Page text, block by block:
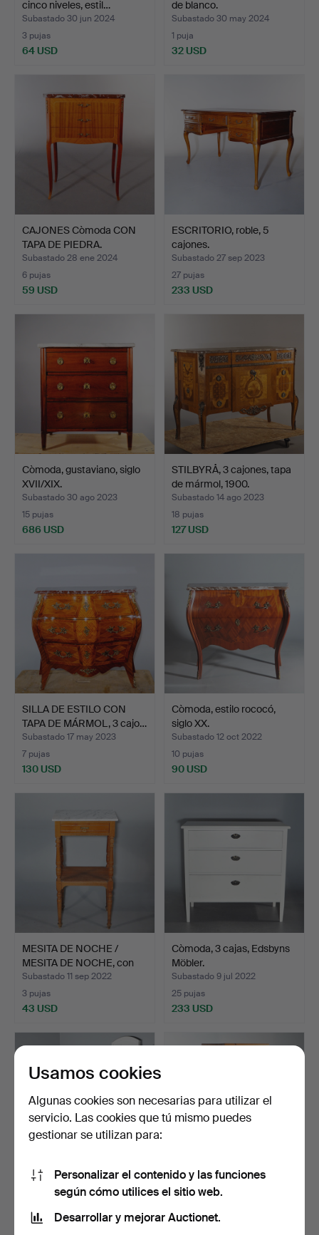
cinco niveles, estil…
Subastado 30 jun 2024
3 pujas
64 USD
de blanco.
Subastado 30 may 2024
1 puja
32 USD
CAJONES Còmoda CON
TAPA DE PIEDRA.
Subastado 28 ene 2024
6 pujas
59 USD
ESCRITORIO, roble, 5
cajones.
Subastado 27 sep 2023
27 pujas
233 USD
Còmoda, gustaviano, siglo
XVII/XIX.
Subastado 30 ago 2023
15 pujas
686 USD
STILBYRÅ, 3 cajones, tapa
de mármol, 1900.
Subastado 14 ago 2023
18 pujas
127 USD
SILLA DE ESTILO CON
TAPA DE MÁRMOL, 3 cajo…
Subastado 17 may 2023
7 pujas
130 USD
Còmoda, estilo rococó,
siglo XX.
Subastado 12 oct 2022
10 pujas
90 USD
MESITA DE NOCHE /
MESITA DE NOCHE, con
tap…
Subastado 11 sep 2022
3 pujas
43 USD
Còmoda, 3 cajas, Edsbyns
Möbler.
Subastado 9 jul 2022
25 pujas
233 USD
GABINETE y ESPEJO.
Subastado 27 jun 2022
Còmoda, forzada.
Subastado 31 may 2022
Usamos cookies
Algunas cookies son necesarias para utilizar el
servicio. Las cookies que tú mismo puedes
gestionar se utilizan para:
Personalizar el contenido y las funciones
según cómo utilices el sitio web.
Desarrollar y mejorar Auctionet.